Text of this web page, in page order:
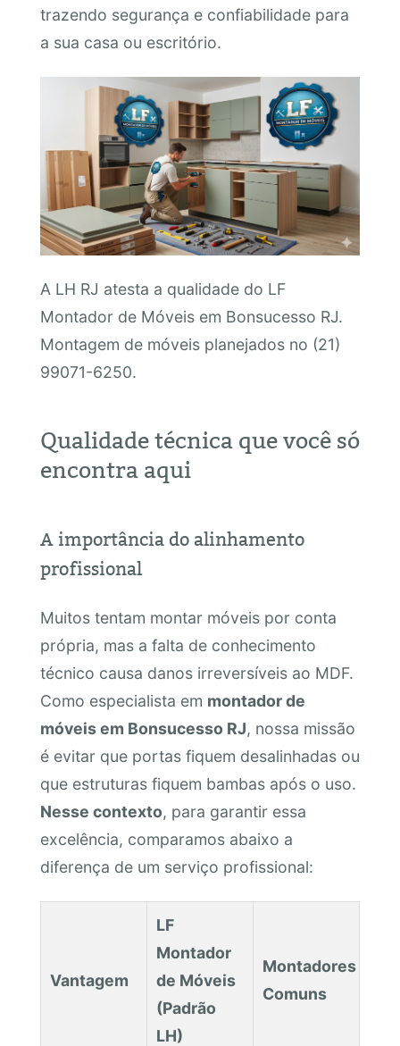
trazendo segurança e confiabilidade para
a sua casa ou escritório.
A LH RJ atesta a qualidade do LF
Montador de Móveis em Bonsucesso RJ.
Montagem de móveis planejados no (21)
99071-6250.
Qualidade técnica que você só
encontra aqui
A importância do alinhamento
profissional
Muitos tentam montar móveis por conta
própria, mas a falta de conhecimento
técnico causa danos irreversíveis ao MDF.
Como especialista em montador de
móveis em Bonsucesso RJ, nossa missão
é evitar que portas fiquem desalinhadas ou
que estruturas fiquem bambas após o uso.
Nesse contexto, para garantir essa
excelência, comparamos abaixo a
diferença de um serviço profissional:
Vantagem
LF
Montador
de Móveis
(Padrão
LH)
Montadores
Comuns